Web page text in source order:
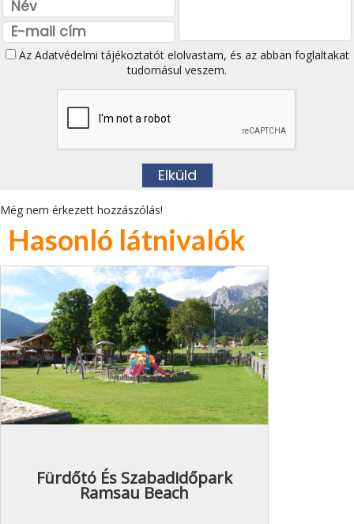
Az Adatvédelmi tájékoztatótelolvastam, és az abban foglaltakat
tudomásul veszem.
Még nem érkezett hozzászólás!
Hasonló látnivalók
Fürdőtó És Szabadidőpark
Ramsau Beach